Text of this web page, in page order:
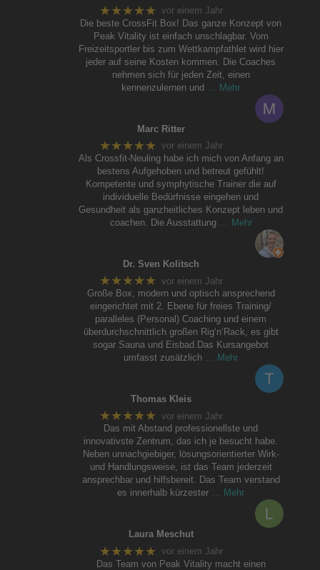
★★★★★ vor einem Jahr
Die beste CrossFit Box! Das ganze Konzept von
Peak Vitality ist einfach unschlagbar. Vom
Freizeitsportler bis zum Wettkampfathlet wird hier
jeder auf seine Kosten kommen. Die Coaches
nehmen sich für jeden Zeit, einen
kennenzulernen und
… Mehr
Marc Ritter
★★★★★ vor einem Jahr
Als Crossfit-Neuling habe ich mich von Anfang an
bestens Aufgehoben und betreut gefühlt!
Kompetente und symphytische Trainer die auf
individuelle Bedürfnisse eingehen und
Gesundheit als ganzheitliches Konzept leben und
coachen. Die Ausstattung
… Mehr
Dr. Sven Kolitsch
★★★★★ vor einem Jahr
Große Box, modern und optisch ansprechend
eingerichtet mit 2. Ebene für freies Training/
paralleles (Personal) Coaching und einem
überdurchschnittlich großen Rig‘n‘Rack, es gibt
sogar Sauna und Eisbad.Das Kursangebot
umfasst zusätzlich … Mehr
Thomas Kleis
★★★★★ vor einem Jahr
Das mit Abstand professionellste und
innovativste Zentrum, das ich je besucht habe.
Neben unnachgiebiger, lösungsorientierter Wirk-
und Handlungsweise, ist das Team jederzeit
ansprechbar und hilfsbereit. Das Team verstand
es innerhalb kürzester … Mehr
Laura Meschut
★★★★★ vor einem Jahr
Das Team von Peak Vitality macht einen